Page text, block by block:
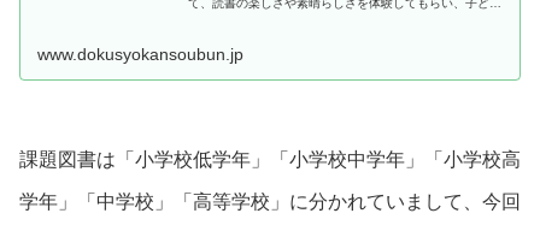
て、読書の楽しさや素晴らしさを体験してもらい、子ども
www.dokusyokansoubun.jp
課題図書は「小学校低学年」「小学校中学年」「小学校高
学年」「中学校」「高等学校」に分かれていまして、今回